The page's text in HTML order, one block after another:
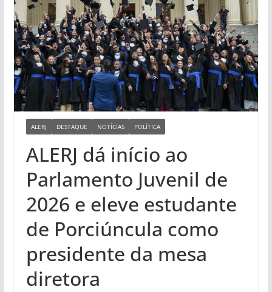
ALERJ DESTAQUE NOTÍCIAS POLÍTICA
ALERJ dá início ao
Parlamento Juvenil de
2026 e eleve estudante
de Porciúncula como
presidente da mesa
diretora